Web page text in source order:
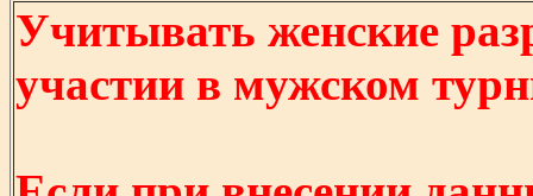
Учитывать женские
участии в мужском